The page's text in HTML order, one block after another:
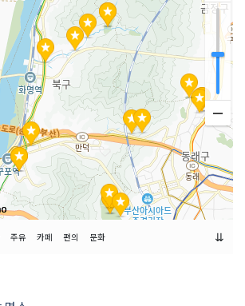
주유 카페 편의 문화 ⇊